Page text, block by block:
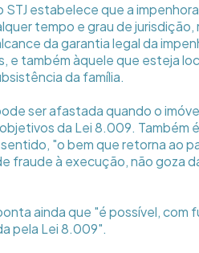
STJ estabelece que a
tempo e grau de
da garantia legal da
e também àquele que esteja
da família.
ser afastada quando o
da Lei 8.009. Também
"o bem que retorna ao
fraude à execução, não goza
ainda que "é possível,
pela Lei 8.009".